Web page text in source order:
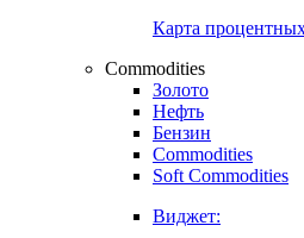
Карта
Commodities
Золото
Нефть
Бензин
Commodities
Soft Commodities
Виджет: